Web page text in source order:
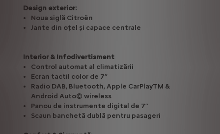
Design exterior:
Noua siglă Citroën
Jante din oțel și capace centrale
Interior & Infodivertisment
Control automat al climatizării
Ecran tactil color de 7”
Radio DAB, Bluetooth, Apple CarPlayTM &
Android Auto© wireless
Panou de instrumente digital de 7”
Scaun banchetă dublă pentru pasageri